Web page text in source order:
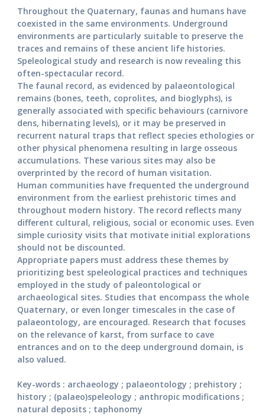
Throughout the Quaternary, faunas and humans have
coexisted in the same environments. Underground
environments are particularly suitable to preserve the
traces and remains of these ancient life histories.
Speleological study and research is now revealing this
often-spectacular record.
The faunal record, as evidenced by palaeontological
remains (bones, teeth, coprolites, and bioglyphs), is
generally associated with specific behaviours (carnivore
dens, hibernating levels), or it may be preserved in
recurrent natural traps that reflect species ethologies or
other physical phenomena resulting in large osseous
accumulations. These various sites may also be
overprinted by the record of human visitation.
Human communities have frequented the underground
environment from the earliest prehistoric times and
throughout modern history. The record reflects many
different cultural, religious, social or economic uses. Even
simple curiosity visits that motivate initial explorations
should not be discounted.
Appropriate papers must address these themes by
prioritizing best speleological practices and techniques
employed in the study of paleontological or
archaeological sites. Studies that encompass the whole
Quaternary, or even longer timescales in the case of
palaeontology, are encouraged. Research that focuses
on the relevance of karst, from surface to cave
entrances and on to the deep underground domain, is
also valued.
Key-words : archaeology ; palaeontology ; prehistory ;
history ; (palaeo)speleology ; anthropic modifications ;
natural deposits ; taphonomy